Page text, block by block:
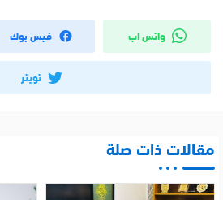
واتس اب فيس بوك
تويتر
مقالات ذات صلة